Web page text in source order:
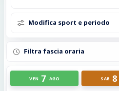
Modifica sport e periodo
Filtra fascia oraria
VEN 7 AGO SAB 8